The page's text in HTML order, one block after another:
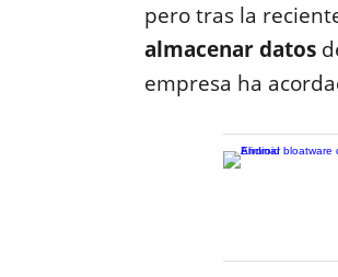
pero tras la
almacenar datos
empresa ha